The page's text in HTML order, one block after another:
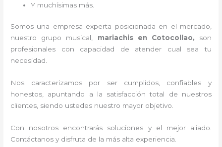
Y muchísimas más.
Somos una empresa experta posicionada en el mercado,
nuestro grupo musical, mariachis en Cotocollao, son
profesionales con capacidad de atender cual sea tu
necesidad.
Nos caracterizamos por ser cumplidos, confiables y
honestos, apuntando a la satisfacción total de nuestros
clientes, siendo ustedes nuestro mayor objetivo.
Con nosotros encontrarás soluciones y el mejor aliado.
Contáctanos y disfruta de la más alta experiencia.